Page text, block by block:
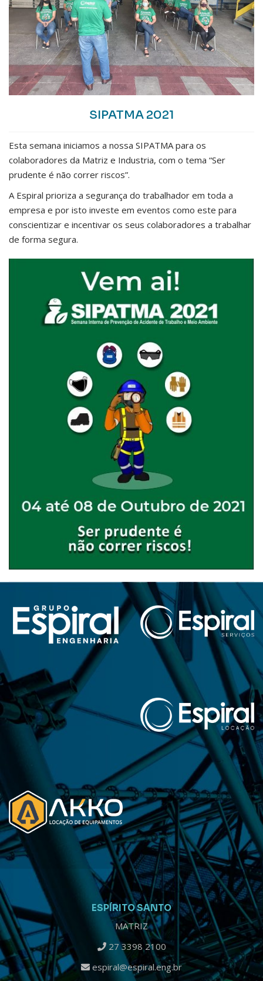
SIPATMA 2021
Esta semana iniciamos a nossa SIPATMA para os
colaboradores da Matriz e Industria, com o tema “Ser
prudente é não correr riscos”.
A Espiral prioriza a segurança do trabalhador em toda a
empresa e por isto investe em eventos como este para
conscientizar e incentivar os seus colaboradores a trabalhar
de forma segura.
ESPÍRITO SANTO
MATRIZ
27 3398 2100
espiral@espiral.eng.br